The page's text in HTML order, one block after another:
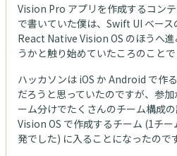
Vision Pro アプリを作成するコン
で書いていた僕は、Swift UI ベース
React Native Vision OS のほうへ
うかと触り始めていたころのことで
ハッカソンは iOS か Android で作
だろうと思っていたのですが、参
ーム分けでたくさんのチーム構成
Vision OS で作成するチーム (1チ
発でした) に入ることになったのです